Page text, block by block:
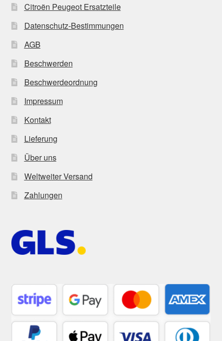
Citroën Peugeot Ersatzteile
Datenschutz-Bestimmungen
AGB
Beschwerden
Beschwerdeordnung
Impressum
Kontakt
Lieferung
Über uns
Weltweiter Versand
Zahlungen